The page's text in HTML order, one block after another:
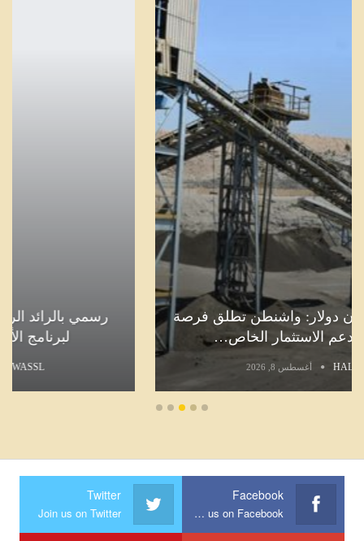
رسمي بالرائد الرسمي: الترفيع في المنحة المالية
لبرنامج الأمان الاجتماعي إلى 280…
HALKETWASSL
Facebook
Join us on Facebook
Twitter
Join us on Twitter